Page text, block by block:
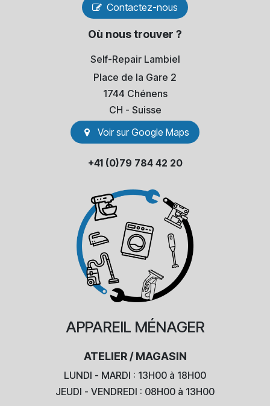
Contactez-nous
Où nous trouver ?
Self-Repair Lambiel
Place de la Gare 2
1744 Chénens
​CH - Suisse
Voir sur Go​​ogle Maps
+41 (0)79 784 42 20
APPAREIL MÉNAGER
ATELIER / MAGASIN
LUNDI - MARDI : 13H00 à 18H00
JEUDI - VENDREDI : 08H00 à 13H00